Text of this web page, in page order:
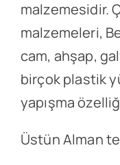
malzemesidir.
malzemeleri,
cam, ahşap,
birçok plastik
yapışma
Üstün Alman